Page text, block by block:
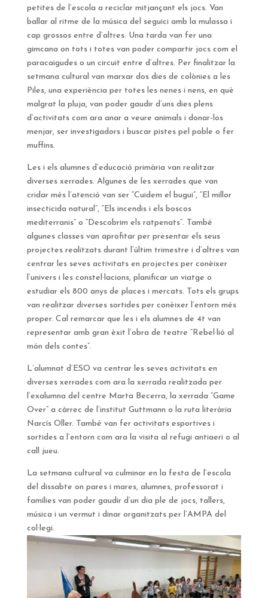
petites de l’escola a reciclar mitjançant els jocs. Van
ballar al ritme de la música del seguici amb la mulassa i
cap grossos entre d’altres. Una tarda van fer una
gimcana on tots i totes van poder compartir jocs com el
paracaigudes o un circuit entre d’altres. Per finalitzar la
setmana cultural van marxar dos dies de colònies a les
Piles, una experiència per totes les nenes i nens, en què
malgrat la pluja, van poder gaudir d’uns dies plens
d’activitats com ara anar a veure animals i donar-los
menjar, ser investigadors i buscar pistes pel poble o fer
muffins.
Les i els alumnes d’educació primària van realitzar
diverses xerrades. Algunes de les xerrades que van
cridar més l’atenció van ser “Cuidem el bugui”, “El millor
insecticida natural”, “Els incendis i els boscos
mediterranis” o “Descobrim els ratpenats”. També
algunes classes van aprofitar per presentar els seus
projectes realitzats durant l’últim trimestre i d’altres van
centrar les seves activitats en projectes per conèixer
l’univers i les constel·lacions, planificar un viatge o
estudiar els 800 anys de places i mercats. Tots els grups
van realitzar diverses sortides per conèixer l’entorn més
proper. Cal remarcar que les i els alumnes de 4t van
representar amb gran èxit l’obra de teatre “Rebel·lió al
món dels contes”.
L’alumnat d’ESO va centrar les seves activitats en
diverses xerrades com ara la xerrada realitzada per
l’exalumna del centre Marta Becerra, la xerrada “Game
Over” a càrrec de l’institut Guttmann o la ruta literària
Narcís Oller. També van fer activitats esportives i
sortides a l’entorn com ara la visita al refugi antiaeri o al
call jueu.
La setmana cultural va culminar en la festa de l’escola
del dissabte on pares i mares, alumnes, professorat i
famílies van poder gaudir d’un dia ple de jocs, tallers,
música i un vermut i dinar organitzats per l’AMPA del
col·legi.